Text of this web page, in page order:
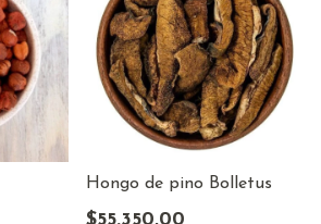
Hongo de pino Bolletus